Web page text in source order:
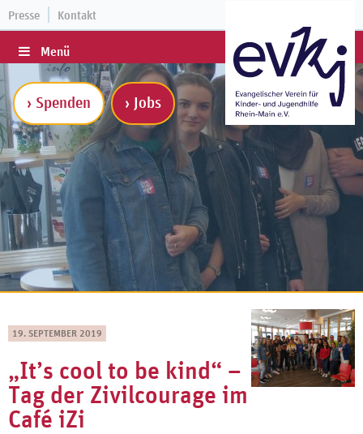
Presse Kontakt
Menü
› Spenden › Jobs
19. SEPTEMBER 2019
„It’s cool to be kind“ –
Tag der Zivilcourage im
Café iZi